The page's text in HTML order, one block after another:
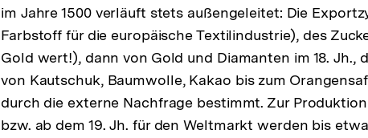
im Jahre 1500 verläuft stets außengeleitet: Die
Farbstoff für die europäische Textilindustrie), des
Gold wert!), dann von Gold und Diamanten im 18. Jh.,
von Kautschuk, Baumwolle, Kakao bis zum
durch die externe Nachfrage bestimmt. Zur
bzw. ab dem 19. Jh. für den Weltmarkt werden bis